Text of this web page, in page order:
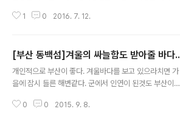
타고 해안을 구경할 수 있습니다.아쉽게도 해변은 출입이
남는 여행.. 다시 오면 홀로 걷고 시간적 여유를 누려 보고
1 0 2016. 7. 12.
[부산 동백섬]겨울의 싸늘함도 받아줄 바다..
개인적으로 부산이 좋다. 겨울바다를 보고 있으라치면 가
을에 잠시 들른 해변같다. 군에서 인연이 된것도 부산이고
명한 장소가 되서 사람이 많은게 흠이지만... 아는 지인 자
0 0 2015. 9. 8.